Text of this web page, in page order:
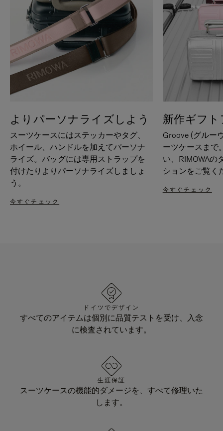
よりパーソナライズしよう
スーツケースにはステッカーやタグ、
ホイール、ハンドルを加えてパーソナ
ライズ。バッグには専用ストラップを
付けたりよりパーソナライズしましょ
う。
今すぐチェック
新作ギフ
Groove (グルー
ーツケースまで
い、RIMOWAの
ションをご覧く
今すぐチェック
ドイツでデザイン
すべてのアイテムは個別に品質テストを受け、入念
に検査されています。
生涯保証
スーツケースの機能的ダメージを、すべて修理いた
します。